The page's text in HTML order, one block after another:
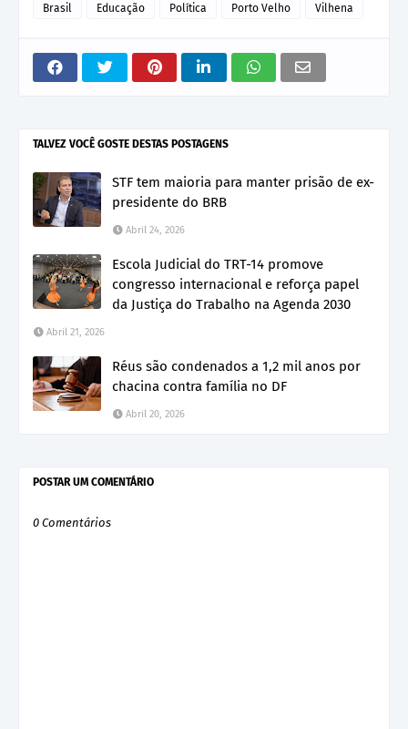
Brasil Educação Política Porto Velho Vilhena
TALVEZ VOCÊ GOSTE DESTAS POSTAGENS
STF tem maioria para manter prisão de ex-
presidente do BRB
Abril 24, 2026
Escola Judicial do TRT-14 promove
congresso internacional e reforça papel
da Justiça do Trabalho na Agenda 2030
Abril 21, 2026
Réus são condenados a 1,2 mil anos por
chacina contra família no DF
Abril 20, 2026
POSTAR UM COMENTÁRIO
0 Comentários